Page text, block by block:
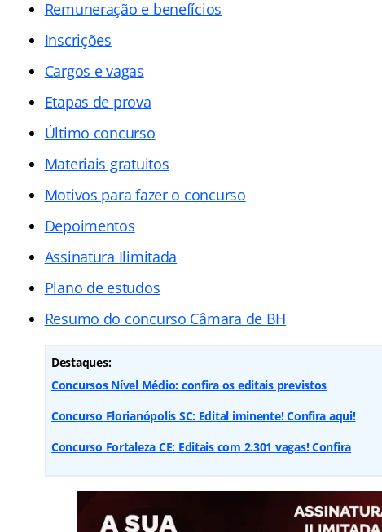
Remuneração e benefícios
Inscrições
Cargos e vagas
Etapas de prova
Último concurso
Materiais gratuitos
Motivos para fazer o concurso
Depoimentos
Assinatura Ilimitada
Plano de estudos
Resumo do concurso Câmara de BH
Destaques:
Concursos Nível Médio: confira os editais previstos
Concurso Florianópolis SC: Edital iminente! Confira aqui!
Concurso Fortaleza CE: Editais com 2.301 vagas! Confira